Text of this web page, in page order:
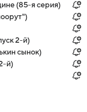
(85-я серия)
2-й)
сынок)
й)